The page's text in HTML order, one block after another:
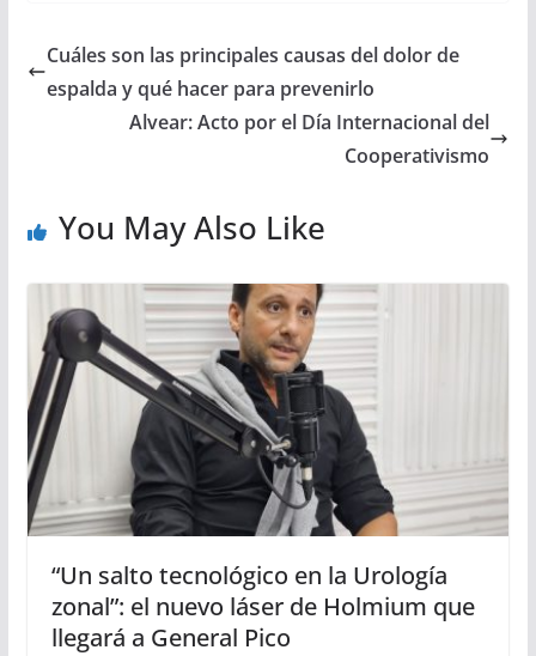
Cuáles son las principales causas del dolor de
espalda y qué hacer para prevenirlo
Alvear: Acto por el Día Internacional del
Cooperativismo
You May Also Like
“Un salto tecnológico en la Urología
zonal”: el nuevo láser de Holmium que
llegará a General Pico